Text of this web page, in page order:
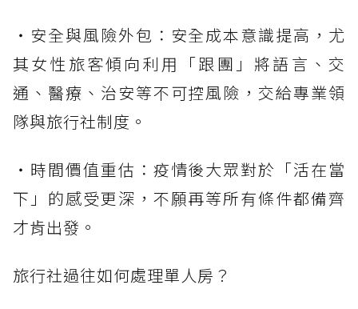
・安全與風險外包：安全成本意識提高，尤
其女性旅客傾向利用「跟團」將語言、交
通、醫療、治安等不可控風險，交給專業領
隊與旅行社制度。
・時間價值重估：疫情後大眾對於「活在當
下」的感受更深，不願再等所有條件都備齊
才肯出發。
旅行社過往如何處理單人房？